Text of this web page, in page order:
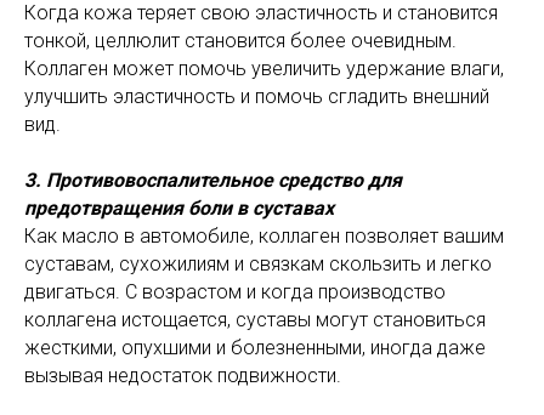
Когда кожа теряет свою эластичность и становится
тонкой, целлюлит становится более очевидным.
Коллаген может помочь увеличить удержание влаги,
улучшить эластичность и помочь сгладить внешний
вид.
3. Противовоспалительное средство для
предотвращения боли в суставах
Как масло в автомобиле, коллаген позволяет вашим
суставам, сухожилиям и связкам скользить и легко
двигаться. С возрастом и когда производство
коллагена истощается, суставы могут становиться
жесткими, опухшими и болезненными, иногда даже
вызывая недостаток подвижности.